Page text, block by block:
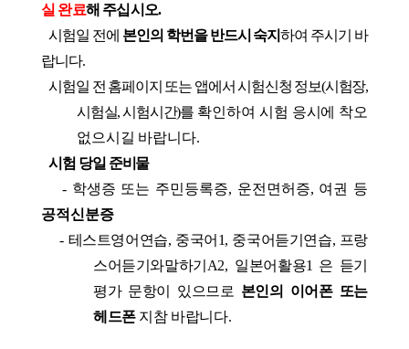
실 완료해 주십시오.
시험일 전에 본인의 학번을 반드시 숙지하여 주시기 바
랍니다.
시험일 전 홈페이지 또는 앱에서 시험신청 정보(시험장,
시험실,시험시간)를 확인하여 시험 응시에 착오
없으시길 바랍니다.
시험 당일 준비물
- 학생증 또는 주민등록증, 운전면허증, 여권 등
공적신분증
- 테스트영어연습, 중국어 1, 중국어듣기연습, 프랑
스어듣기와말하기 A2, 일본어활용1 은 듣기
평가 문항이 있으므로 본인의 이어폰 또는
헤드폰 지참 바랍니다.